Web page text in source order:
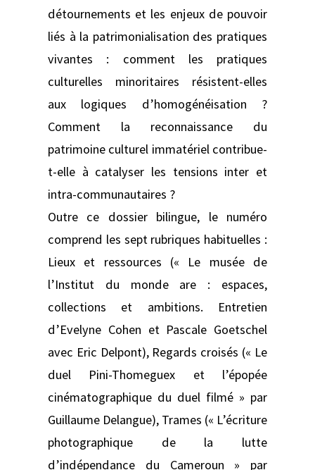
détournements et les enjeux de pouvoir
liés à la patrimonialisation des pratiques
vivantes : comment les pratiques
culturelles minoritaires résistent-elles
aux logiques d’homogénéisation ?
Comment la reconnaissance du
patrimoine culturel immatériel contribue-
t-elle à catalyser les tensions inter et
intra-communautaires ?
Outre ce dossier bilingue, le numéro
comprend les sept rubriques habituelles :
Lieux et ressources (« Le musée de
l’Institut du monde are : espaces,
collections et ambitions. Entretien
d’Evelyne Cohen et Pascale Goetschel
avec Eric Delpont), Regards croisés (« Le
duel Pini-Thomeguex et l’épopée
cinématographique du duel filmé » par
Guillaume Delangue), Trames (« L’écriture
photographique de la lutte
d’indépendance du Cameroun » par